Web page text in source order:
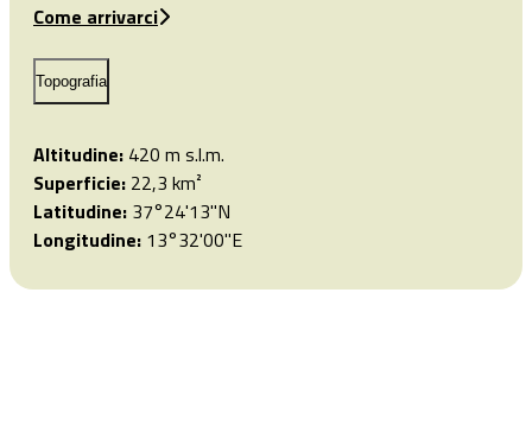
Come arrivarci
Topografia
Altitudine: 420 m s.l.m.
Superficie: 22,3 km²
Latitudine: 37°24'13"N
Longitudine: 13°32'00"E